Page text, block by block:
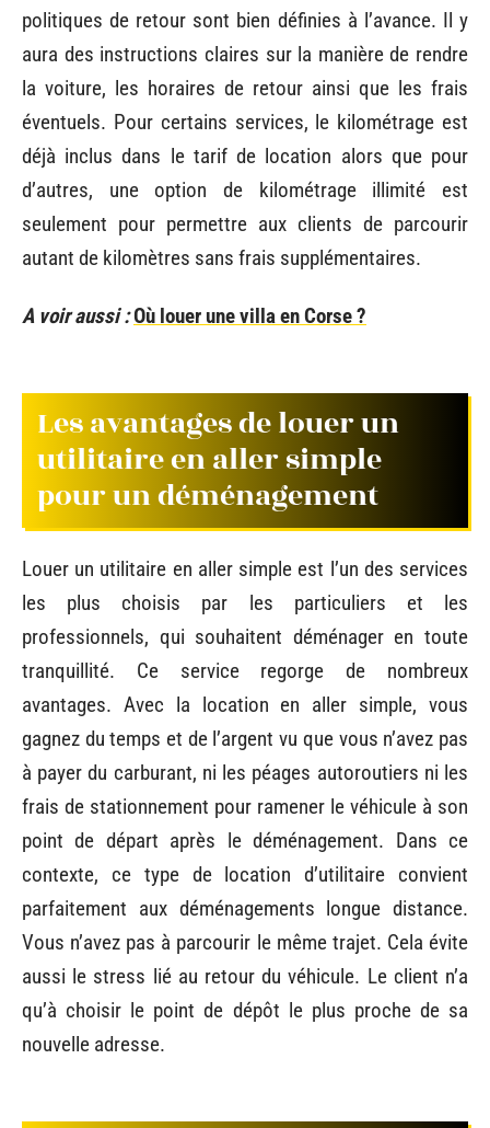
politiques de retour sont bien définies à l’avance. Il y
aura des instructions claires sur la manière de rendre
la voiture, les horaires de retour ainsi que les frais
éventuels. Pour certains services, le kilométrage est
déjà inclus dans le tarif de location alors que pour
d’autres, une option de kilométrage illimité est
seulement pour permettre aux clients de parcourir
autant de kilomètres sans frais supplémentaires.
A voir aussi :Où louer une villa en Corse ?
Les avantages de louer un
utilitaire en aller simple
pour un déménagement
Louer un utilitaire en aller simple est l’un des services
les plus choisis par les particuliers et les
professionnels, qui souhaitent déménager en toute
tranquillité. Ce service regorge de nombreux
avantages. Avec la location en aller simple, vous
gagnez du temps et de l’argent vu que vous n’avez pas
à payer du carburant, ni les péages autoroutiers ni les
frais de stationnement pour ramener le véhicule à son
point de départ après le déménagement. Dans ce
contexte, ce type de location d’utilitaire convient
parfaitement aux déménagements longue distance.
Vous n’avez pas à parcourir le même trajet. Cela évite
aussi le stress lié au retour du véhicule. Le client n’a
qu’à choisir le point de dépôt le plus proche de sa
nouvelle adresse.